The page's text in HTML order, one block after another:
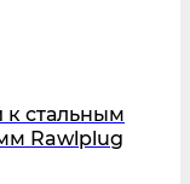
к стальным
Rawlplug